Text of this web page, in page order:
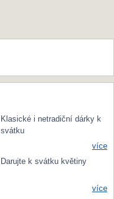
Klasické i netradiční dárky k
svátku
více
Darujte k svátku květiny
více